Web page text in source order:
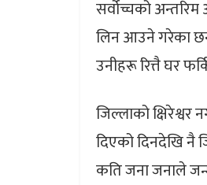
सर्वोच्चको
लिन आउने गरेका
उनीहरू रित्तै घर
जिल्लाको
दिएको दिनदेखि नै
कति जना जनाले